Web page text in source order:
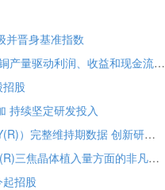
并晋身基准指数
五矿资源公布2025年中期业绩 强劲铜产量驱动利润、收益和现金流增长
招股
持续坚定研发投入
云顶新耀发布伊曲莫德（VELSIPITY(R)）完整维持期数据 创新研发实力再获认可
卡尔蔡司表扬德视佳国际于AT LISA(R)三焦晶体植入量方面的非凡里程碑
招股